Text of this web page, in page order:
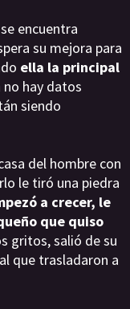
encuentra
su mejora para
ella la principal
no hay datos
siendo
del hombre con
le tiró una piedra
a crecer, le
que quiso
gritos, salió de su
que trasladaron a